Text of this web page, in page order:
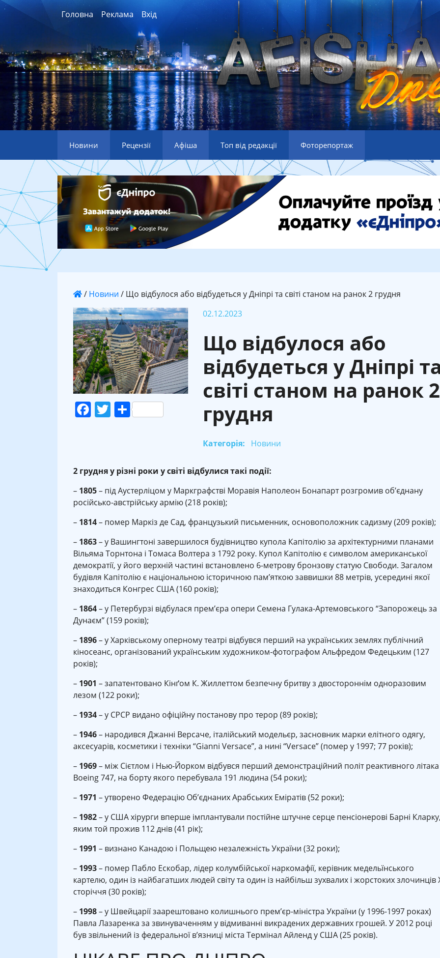
Головна Реклама Вхід
Новини Рецензії Афіша Топ від редакції Фоторепортаж
/ Новини / Що відбулося або відбудеться у Дніпрі та світі станом на ранок 2 грудня
Facebook
Twitter
Поділитися
02.12.2023
Що відбулося або
відбудеться у Дніпрі
світі станом на ранок 2
грудня
Категорія: Новини
2 грудня у різні роки у світі відбулися такі події:
– 1805– під Аустерліцом у Маркграфстві Моравія Наполеон Бонапарт розгромив об’єднану
російсько-австрійську армію (218 років);
– 1814– помер Маркіз де Сад, французький письменник, основоположник садизму (209 років);
– 1863– у Вашингтоні завершилося будівництво купола Капітолію за архітектурними планами
Вільяма Торнтона і Томаса Волтера з 1792 року. Купол Капітолію є символом американської
демократії, у його верхній частині встановлено 6-метрову бронзову статую Cвободи. Загалом
будівля Капітолію є національною історичною пам’яткою заввишки 88 метрів, усередині якої
знаходиться Конгрес США (160 років);
– 1864– у Петербурзі відбулася прем’єра опери Семена Гулака-Артемовського “Запорожець за
Дунаєм” (159 років);
– 1896– у Харківському оперному театрі відбувся перший на українських землях публічний
кіносеанс, організований українським художником-фотографом Альфредом Федецьким (127
років);
– 1901 – запатентовано Кінґом К. Жиллеттом безпечну бритву з двостороннім одноразовим
лезом (122 роки);
– 1934– у СРСР видано офіційну постанову про терор (89 років);
– 1946– народився Джанні Версаче, італійський модельєр, засновник марки елітного одягу,
аксесуарів, косметики і техніки “Gianni Versace”, а нині “Versace” (помер у 1997; 77 років);
– 1969– між Сієтлом і Нью-Йорком відбувся перший демонстраційний політ реактивного літака
Boeing 747, на борту якого перебувала 191 людина (54 роки);
– 1971 – утворено Федерацію Об’єднаних Арабських Еміратів (52 роки);
– 1982– у США хірурги вперше імплантували постійне штучне серце пенсіонерові Барні
яким той прожив 112 днів (41 рік);
– 1991 – визнано Канадою і Польщею незалежність України (32 роки);
– 1993– помер Пабло Ескобар, лідер колумбійської наркомафії, керівник медельїнського
картелю, один із найбагатших людей світу та один із найбільш зухвалих і жорстоких злочинців
сторіччя (30 років);
– 1998– у Швейцарії заарештовано колишнього прем’єр-міністра України (у 1996-1997 роках)
Павла Лазаренка за звинуваченням у відмиванні викрадених державних грошей. У 2012 році
був звільнений із федеральної в’язниці міста Термінал Айленд у США (25 років).